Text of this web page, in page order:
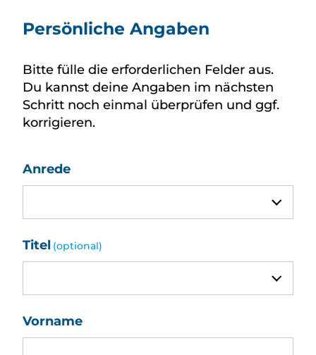
Persönliche Angaben
Bitte fülle die erforderlichen Felder aus.
Du kannst deine Angaben im nächsten
Schritt noch einmal überprüfen und ggf.
korrigieren.
Anrede
Titel (optional)
Vorname